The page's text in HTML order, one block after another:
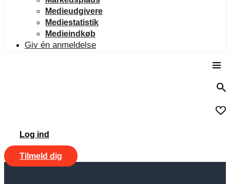
Medieudgivere
Mediestatistik
Medieindkøb
Giv én anmeldelse
Log ind
Tilmeld dig